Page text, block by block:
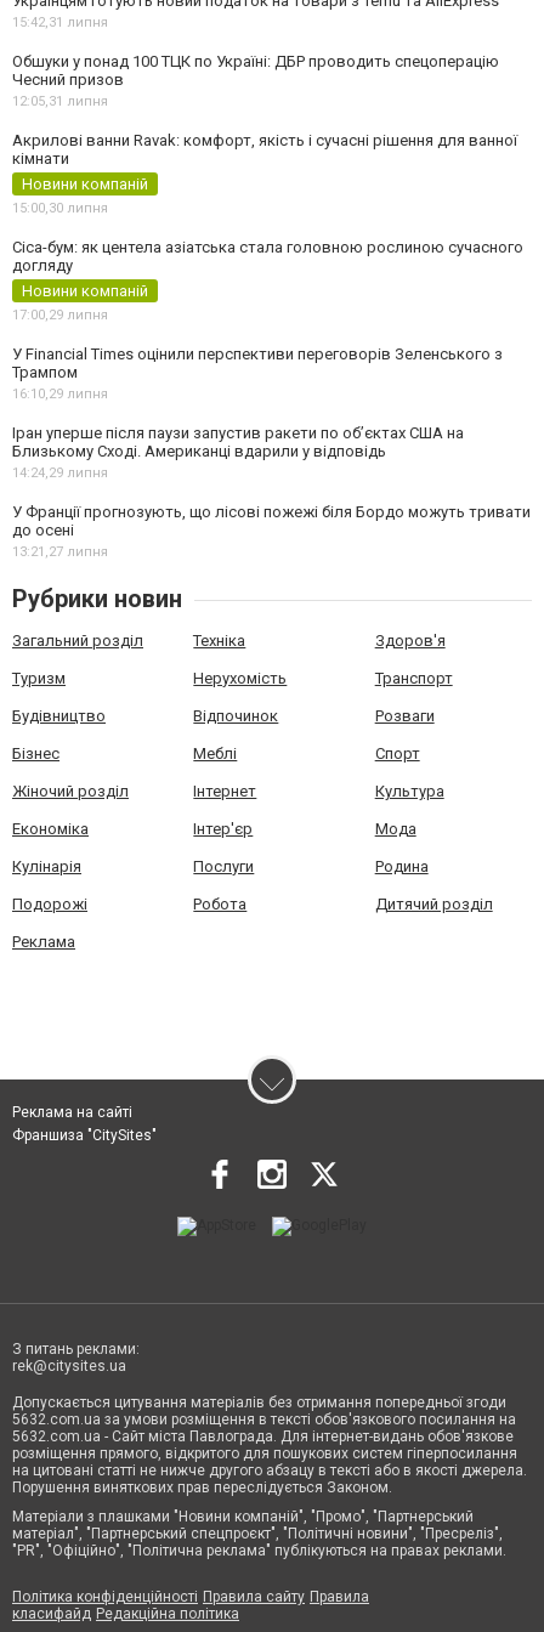
15:42,31 липня
Обшуки у понад 100 ТЦК по Україні: ДБР проводить спецоперацію
Чесний призов
12:05,31 липня
Акрилові ванни Ravak: комфорт, якість і сучасні рішення для ванної
кімнати
Новини компаній
15:00,30 липня
Cica-бум: як центела азіатська стала головною рослиною сучасного
догляду
Новини компаній
17:00,29 липня
У Financial Times оцінили перспективи переговорів Зеленського з
Трампом
16:10,29 липня
Іран уперше після паузи запустив ракети по обʼєктах США на
Близькому Сході. Американці вдарили у відповідь
14:24,29 липня
У Франції прогнозують, що лісові пожежі біля Бордо можуть тривати
до осені
13:21,27 липня
Рубрики новин
Загальний розділ Техніка Здоров'я
Туризм Нерухомість Транспорт
Будівництво Відпочинок Розваги
Бізнес Меблі Спорт
Жіночий розділ Інтернет Культура
Економіка Інтер'єр Мода
Кулінарія Послуги Родина
Подорожі Робота Дитячий розділ
Реклама
Реклама на сайті
Франшиза "CitySites"
З питань реклами:
rek@citysites.ua
Допускається цитування матеріалів без отримання попередньої згоди
5632.com.ua за умови розміщення в тексті обов'язкового посилання на
5632.com.ua - Сайт міста Павлограда. Для інтернет-видань обов'язкове
розміщення прямого, відкритого для пошукових систем гіперпосилання
на цитовані статті не нижче другого абзацу в тексті або в якості джерела.
Порушення виняткових прав переслідується Законом.
Матеріали з плашками "Новини компаній", "Промо", "Партнерський
матеріал", "Партнерський спецпроєкт", "Політичні новини", "Пресреліз",
"PR", "Офіційно", "Політична реклама" публікуються на правах реклами.
Політика конфіденційності Правила сайту Правила
класифайд Редакційна політика